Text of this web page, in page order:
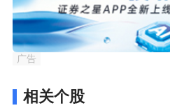
广告
相关个股